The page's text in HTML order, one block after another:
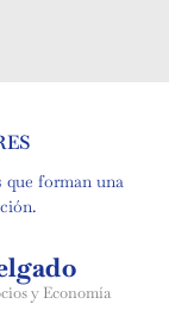
que forman una
y Economía